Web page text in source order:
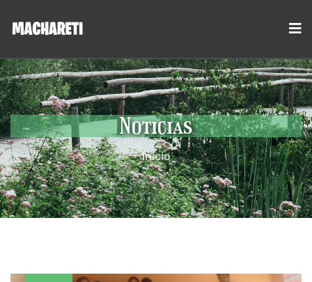
Noticias
Inicio